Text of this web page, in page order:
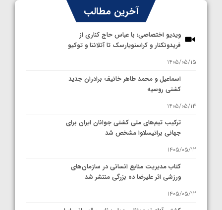
آخرین مطالب
ویدیو اختصاصی؛ با عباس حاج کناری از
فریدونکنار و کراسنویارسک تا آتلانتا و توکیو
1405/05/15
اسماعیل و محمد طاهر خانیف برادران جدید
کشتی روسیه
1405/05/13
ترکیب تیم‌های ملی کشتی جوانان ایران برای
جهانی براتیسلاوا مشخص شد
1405/05/12
کتاب مدیریت منابع انسانی در سازمان‌های
ورزشی اثر علیرضا ده بزرگی منتشر شد
1405/05/12